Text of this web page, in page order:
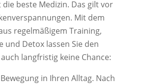
beste Medizin. Das gilt vor
Mit dem
regelmäßigem Training,
und Detox lassen Sie den
langfristig keine Chance:
in Ihren Alltag. Nach